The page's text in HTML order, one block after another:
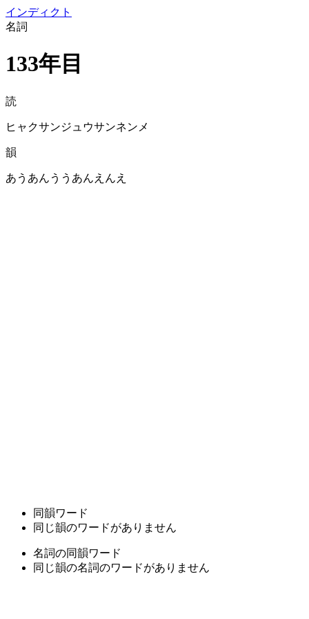
インディクト
名詞
133年目
読
ヒャクサンジュウサンネンメ
韻
あうあんううあんえんえ
同韻ワード
同じ韻のワードがありません
名詞の同韻ワード
同じ韻の名詞のワードがありません